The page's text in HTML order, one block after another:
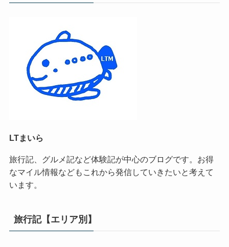
LTまいら
旅行記、グルメ記など体験記が中心のブログです。お得
なマイル情報などもこれから発信していきたいと考えて
います。
旅行記【エリア別】